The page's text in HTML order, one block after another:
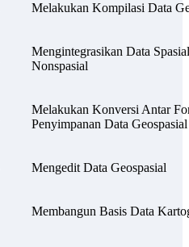
Melakukan Kompilasi Data
Mengintegrasikan Data
Nonspasial
Melakukan Konversi Antar
Penyimpanan Data Geospasial
Mengedit Data Geospasial
Membangun Basis Data